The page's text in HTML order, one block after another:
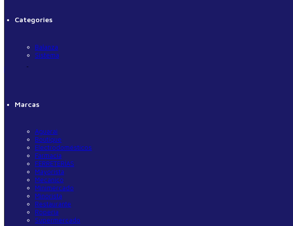
Categories
Balanza
Sistema
Marcas
Aguarai
Boutique
Electrodomésticos
Farmacia
FERRETERÍAS
Mayorista
Mecanico
Minimercado
Minorista
Restaurante
Roperia
Supermercado